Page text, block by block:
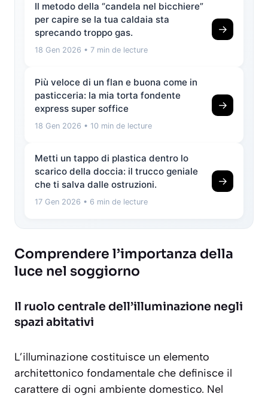
Il metodo della “candela nel bicchiere”
per capire se la tua caldaia sta
sprecando troppo gas.
18 Gen 2026 • 7 min de lecture
→
Più veloce di un flan e buona come in
pasticceria: la mia torta fondente
express super soffice
18 Gen 2026 • 10 min de lecture
→
Metti un tappo di plastica dentro lo
scarico della doccia: il trucco geniale
che ti salva dalle ostruzioni.
17 Gen 2026 • 6 min de lecture
→
Comprendere l’importanza della
luce nel soggiorno
Il ruolo centrale dell’illuminazione negli
spazi abitativi
L’illuminazione costituisce un elemento
architettonico fondamentale che definisce il
carattere di ogni ambiente domestico. Nel